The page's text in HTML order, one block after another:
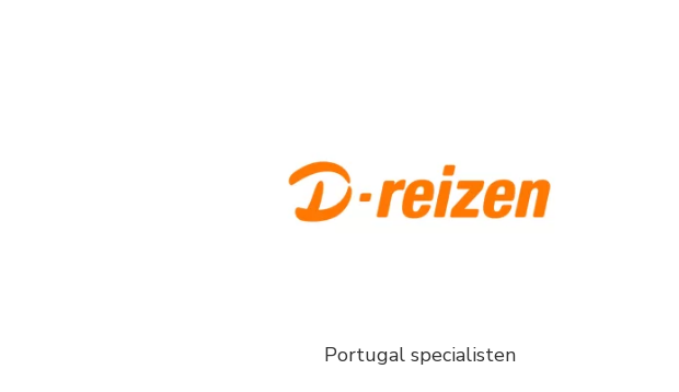
Portugal specialisten